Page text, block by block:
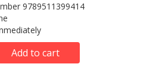
9789511399414
Add to cart